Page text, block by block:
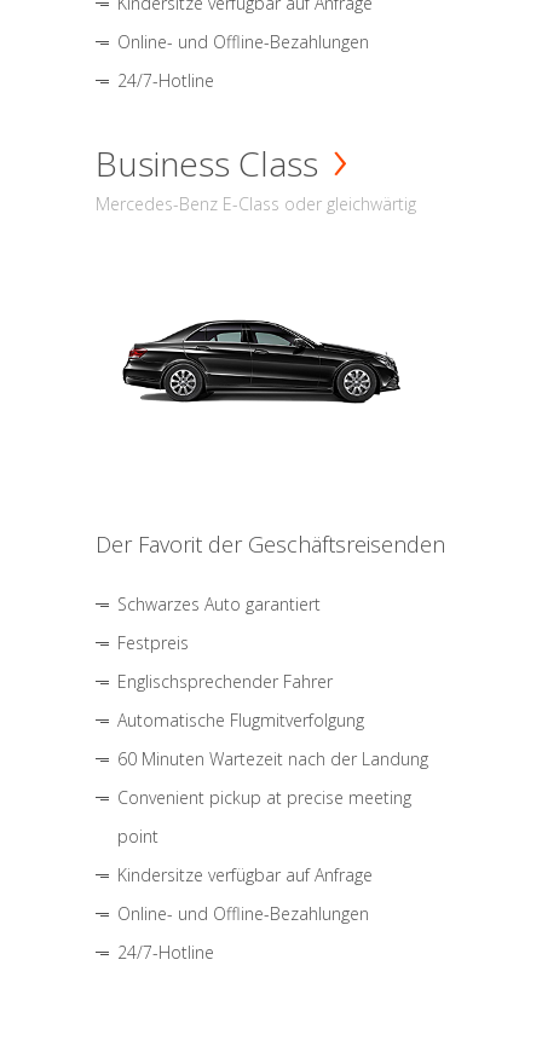
Online- und Offline-Bezahlungen
24/7-Hotline
Business Class
Mercedes-Benz E-Class oder gleichwärtig
Der Favorit der Geschäftsreisenden
Schwarzes Auto garantiert
Festpreis
Englischsprechender Fahrer
Automatische Flugmitverfolgung
60 Minuten Wartezeit nach der Landung
Convenient pickup at precise meeting
point
Kindersitze verfügbar auf Anfrage
Online- und Offline-Bezahlungen
24/7-Hotline